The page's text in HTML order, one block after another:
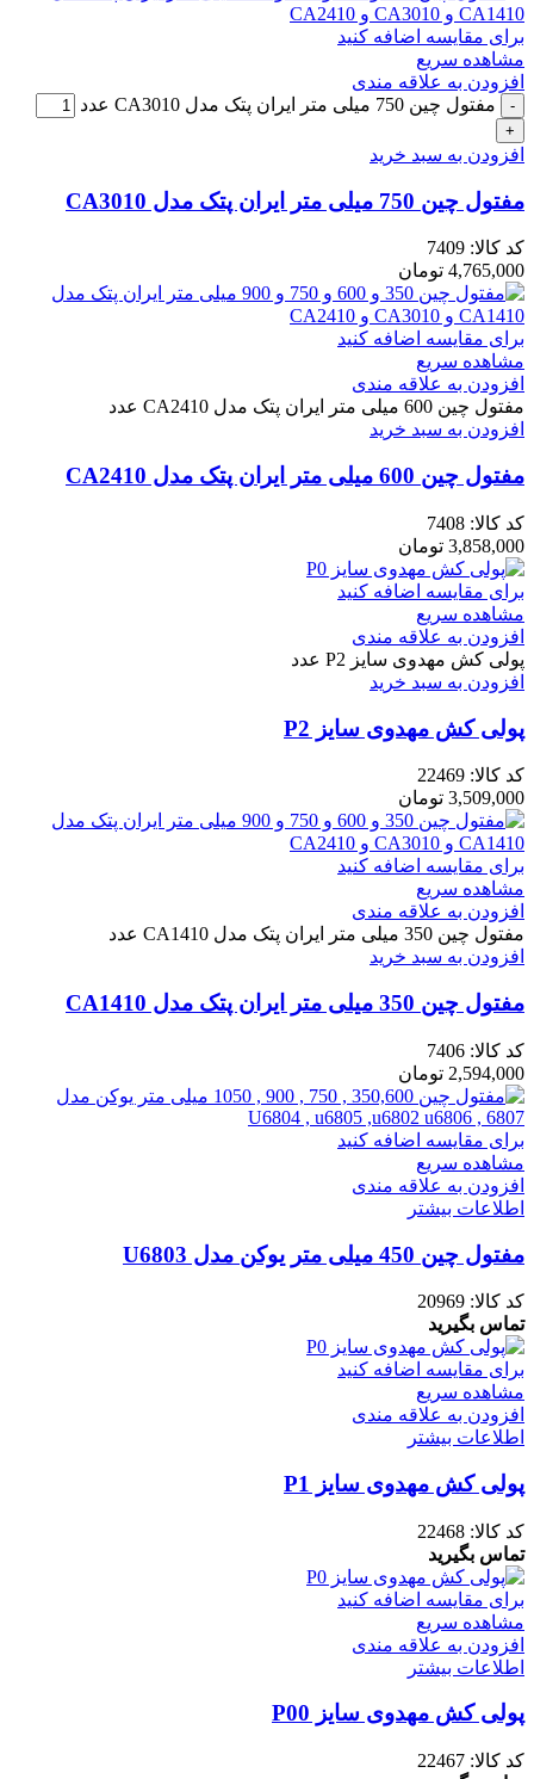
برای مقایسه اضافه کنید
مشاهده سریع
افزودن به علاقه مندی
مفتول چین 750 میلی متر ایران پتک مدل CA3010 عدد
افزودن به سبد خرید
مفتول چین 750 میلی متر ایران پتک مدل CA3010
کد کالا: 7409
4,765,000 تومان
برای مقایسه اضافه کنید
مشاهده سریع
افزودن به علاقه مندی
مفتول چین 600 میلی متر ایران پتک مدل CA2410 عدد
افزودن به سبد خرید
مفتول چین 600 میلی متر ایران پتک مدل CA2410
کد کالا: 7408
3,858,000 تومان
برای مقایسه اضافه کنید
مشاهده سریع
افزودن به علاقه مندی
پولی کش مهدوی سایز P2 عدد
افزودن به سبد خرید
پولی کش مهدوی سایز P2
کد کالا: 22469
3,509,000 تومان
برای مقایسه اضافه کنید
مشاهده سریع
افزودن به علاقه مندی
مفتول چین 350 میلی متر ایران پتک مدل CA1410 عدد
افزودن به سبد خرید
مفتول چین 350 میلی متر ایران پتک مدل CA1410
کد کالا: 7406
2,594,000 تومان
برای مقایسه اضافه کنید
مشاهده سریع
افزودن به علاقه مندی
اطلاعات بیشتر
مفتول چین 450 میلی متر یوکن مدل U6803
کد کالا: 20969
تماس بگیرید
برای مقایسه اضافه کنید
مشاهده سریع
افزودن به علاقه مندی
اطلاعات بیشتر
پولی کش مهدوی سایز P1
کد کالا: 22468
تماس بگیرید
برای مقایسه اضافه کنید
مشاهده سریع
افزودن به علاقه مندی
اطلاعات بیشتر
پولی کش مهدوی سایز P00
کد کالا: 22467